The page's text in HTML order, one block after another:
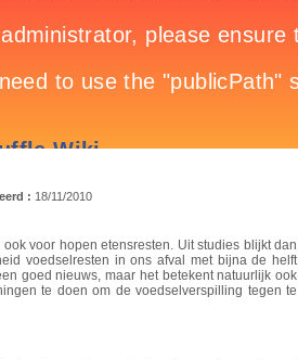
: 18/11/2010
voor hopen etensresten. Uit studies blijkt dan
voedselresten in ons afval met bijna de helft
goed nieuws, maar het betekent natuurlijk ook
te doen om de voedselverspilling tegen te